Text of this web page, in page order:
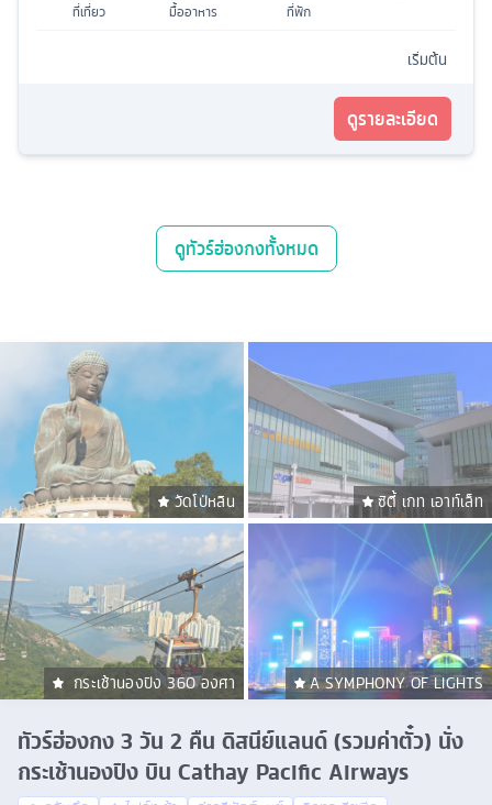
ที่เที่ยว มื้ออาหาร ที่พัก
เริ่มต้น
ดูรายละเอียด
ดูทัวร์ฮ่องกงทั้งหมด
วัดโป่หลิน ซิตี้ เกท เอาท์เล็ท
กระเช้านองปิง 360 องศา A SYMPHONY OF LIGHTS
ทัวร์ฮ่องกง 3 วัน 2 คืน ดิสนีย์แลนด์ (รวมค่าตั๋ว) นั่ง
กระเช้านองปิง บิน Cathay Pacific Airways